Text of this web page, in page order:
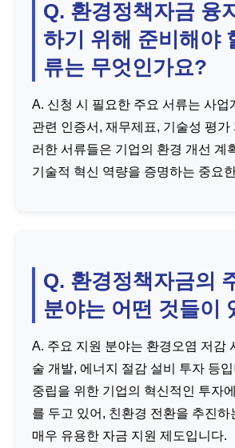
Q. 환경정책자금 융
하기 위해 준비해야
류는 무엇인가요?
A. 신청 시 필요한 주요 서류는 사업
관련 인증서, 재무제표, 기술성 평가
러한 서류들은 기업의 환경 개선 계
기술적 혁신 역량을 증명하는 중요
Q. 환경정책자금의
분야는 어떤 것들이
A. 주요 지원 분야는 환경오염 저감
술 개발, 에너지 절감 설비 투자 등
중립을 위한 기업의 혁신적인 투자
를 두고 있어, 친환경 전환을 추진하
매우 유용한 자금 지원 제도입니다.